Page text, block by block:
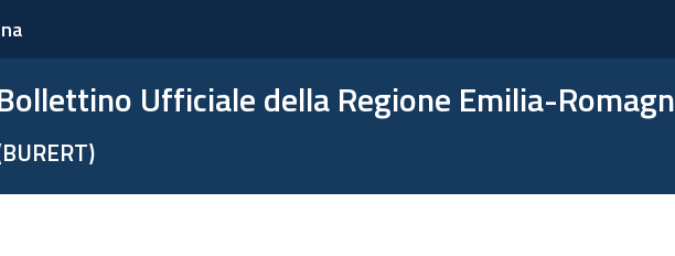
Ufficiale della Regione Emilia-